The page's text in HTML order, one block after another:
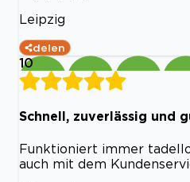
Leipzig
delen
10
Schnell, zuverlässig und
Funktioniert immer
auch mit dem